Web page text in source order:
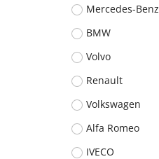
Mercedes-Benz
BMW
Volvo
Renault
Volkswagen
Alfa Romeo
IVECO